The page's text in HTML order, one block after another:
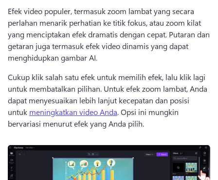
Efek video populer, termasuk zoom lambat yang secara
perlahan menarik perhatian ke titik fokus, atau zoom kilat
yang menciptakan efek dramatis dengan cepat. Putaran dan
getaran juga termasuk efek video dinamis yang dapat
menghidupkan gambar AI.
Cukup klik salah satu efek untuk memilih efek, lalu klik lagi
untuk membatalkan pilihan. Untuk efek zoom lambat, Anda
dapat menyesuaikan lebih lanjut kecepatan dan posisi
untuk meningkatkan video Anda. Opsi ini mungkin
bervariasi menurut efek yang Anda pilih.